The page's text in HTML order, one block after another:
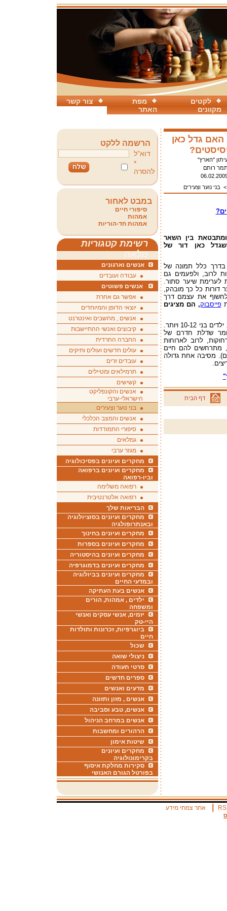
צור קשר
מפת
האתר
לקטים
מקוונים
2009: האם גדל כאן
"הארץ"
רותם
בני נוער וצעירים
ומתבטאת בין השאר
שגדל כאן דור של
בדרך כלל תמונה של
לרוב, ולפעמים גם
לערימת שיער סתור.
דורות כל כך מובהק,
את עצמם דרך
פייסבוק, הם מציגים
פייסבוק היא הטרנד החם ביותר כיום גם בקרב ילדים בני 10-12 ויותר.
שדלת חדרם של
לרוב לארוחות
מתרחשים להם חיים
מסיבה אחת גדולה
דף הבית
הרשמה ללקט
דוא"ל
*
להסרה
במבט לאחור
סיפורי חיים
אמהות
אמהות חד-הוריות
רשימת קטגוריות
מלאה
אנשים וארגונים
עבודה ועובדים
אנשים פשוטים
אפשר גם אחרת
יוצאי הדופן והמיוחדים
אנשים , מחשבים ואינטרנט
קיבוצים ואנשי ההתיישבות
החברה החרדית
עולים חדשים ועולים ותיקים
עובדים זרים
תרמילאים ומטיילים
קשישים
אנשים והקונפליקט
הישראלי-ערבי
בני נוער וצעירים
אנשים והמצב הכלכלי
סיפורי התמודדות
גמלאים
מגזר ערבי
מחקרים ועיונים בפסיכולוגיה
מחקרים ועיונים ברפואה
וביו-רפואה
רפואה משלימה
רפואה אלטרנטיבית
הבריאות שלך
מחקרים ועיונים בסוציולוגיה
ובאנתרופולגיה
מחקרים ועיונים בחינוך
מחקרים ועיונים בספרות
מחקרים ועיונים בהיסטוריה
מחקרים ועיונים בדמוגרפיה
מחקרים ועיונים בביולוגיה
ובמדעי החיים
אנשים בעת העתיקה
ילדים , אמהות, הורים
ומשפחה
יזמים, אנשי עסקים ואנשי
היי-טק
ביוגרפיות, זכרונות ותולדות
חיים
שכול
ניצולי שואה
סרטי תעודה
ספרים חדשים
מדעים ואנשים
אנשים , מזון ותזונה
אנשים, טבע וסביבה
אנשים במרחב הניהול
הרהורים ומחשבות
שיטות אימון
מחקרים ועיונים
בקרימונולוגיה
סקירות מחלקת איסוף
בפורטל הגורם האנושי
אתר צמתי מידע